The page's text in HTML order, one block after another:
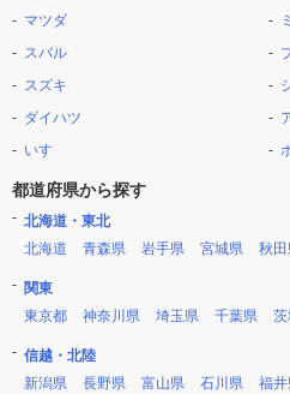
マツダ
スバル
スズキ
ダイハツ
いすゞ
都道府県から探す
北海道・東北
北海道
青森県 岩手県 宮城県 秋
関東
東京都
神奈川県 埼玉県 千葉県
信越・北陸
新潟県
長野県 富山県 石川県 福